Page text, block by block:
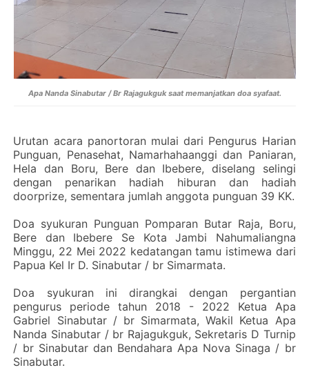
Apa Nanda Sinabutar / Br Rajagukguk saat memanjatkan doa syafaat.
Urutan acara panortoran mulai dari Pengurus Harian
Punguan, Penasehat, Namarhahaanggi dan Paniaran,
Hela dan Boru, Bere dan Ibebere, diselang selingi
dengan penarikan hadiah hiburan dan hadiah
doorprize, sementara jumlah anggota punguan 39 KK.
Doa syukuran Punguan Pomparan Butar Raja, Boru,
Bere dan Ibebere Se Kota Jambi Nahumaliangna
Minggu, 22 Mei 2022 kedatangan tamu istimewa dari
Papua Kel Ir D. Sinabutar / br Simarmata.
Doa syukuran ini dirangkai dengan pergantian
pengurus periode tahun 2018 - 2022 Ketua Apa
Gabriel Sinabutar / br Simarmata, Wakil Ketua Apa
Nanda Sinabutar / br Rajagukguk, Sekretaris D Turnip
/ br Sinabutar dan Bendahara Apa Nova Sinaga / br
Sinabutar.